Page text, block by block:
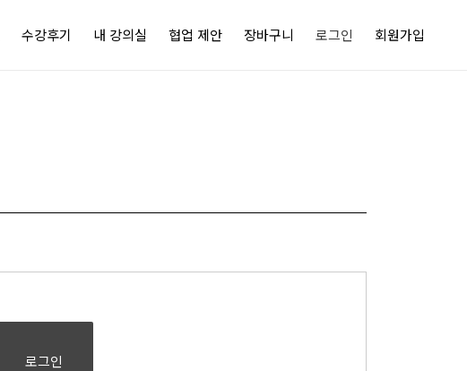
수강후기 내 강의실 협업 제안 장바구니 로그인 회원가입
로그인